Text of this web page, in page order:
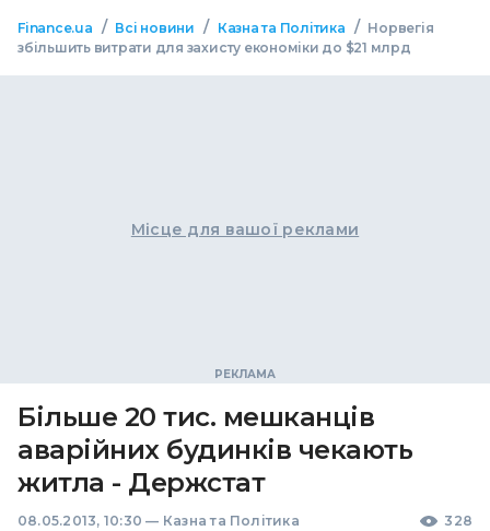
Finance.ua / Всі новини / Казна та Політика / Норвегія
збільшить витрати для захисту економіки до $21 млрд
Місце для вашої реклами
Більше 20 тис. мешканців
аварійних будинків чекають
житла - Держстат
08.05.2013, 10:30 — Казна та Політика 328